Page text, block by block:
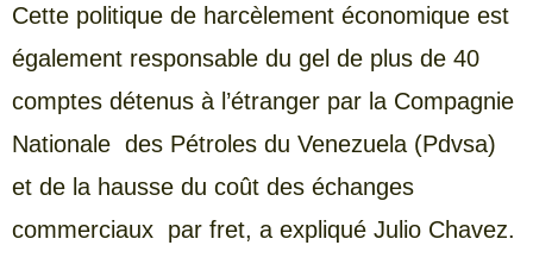
Cette politique de harcèlement économique est
également responsable du gel de plus de 40
comptes détenus à l’étranger par la Compagnie
Nationale des Pétroles du Venezuela (Pdvsa)
et de la hausse du coût des échanges
commerciaux par fret, a expliqué Julio Chavez.